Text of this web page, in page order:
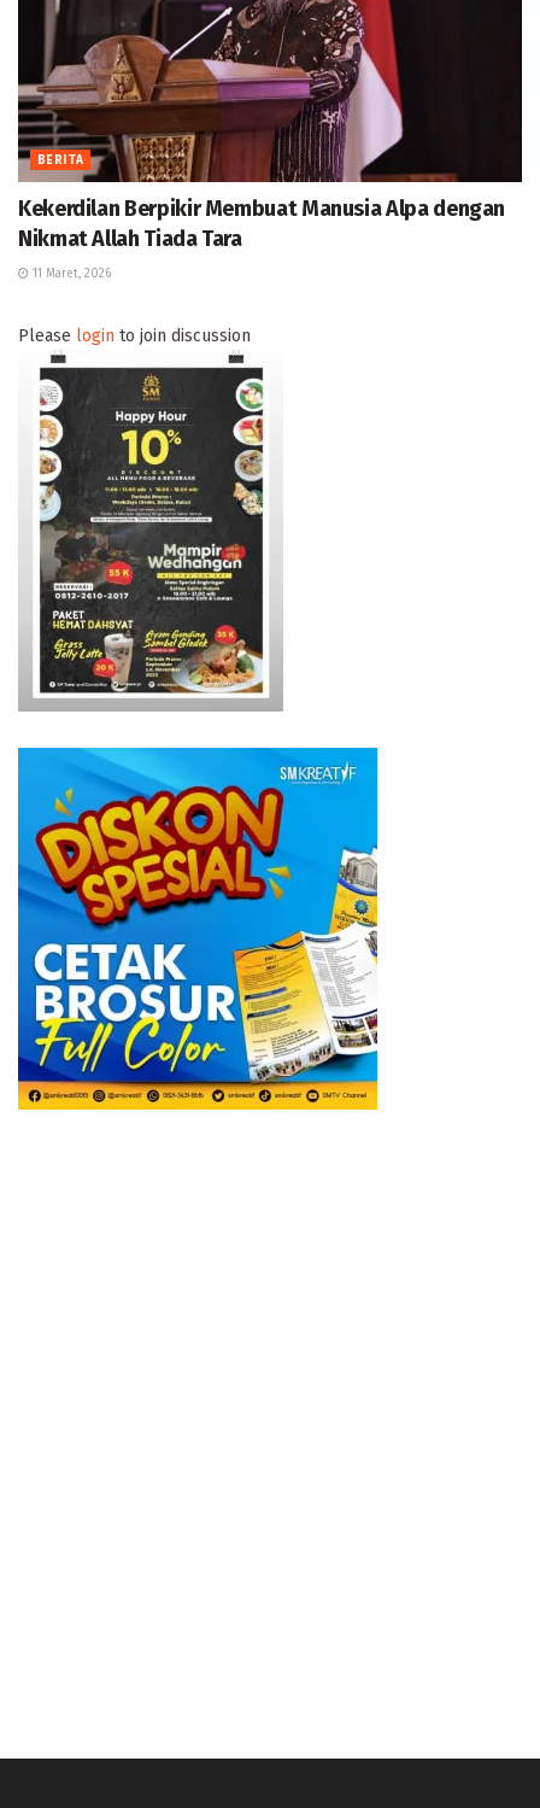
BERITA
Kekerdilan Berpikir Membuat Manusia Alpa dengan
Nikmat Allah Tiada Tara
11 Maret, 2026
Please login to join discussion